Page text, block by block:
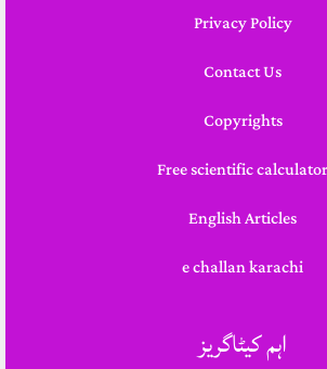
Privacy Policy
Contact Us
Copyrights
Free scientific calculator
English Articles
e challan karachi
اہم کیٹاگریز